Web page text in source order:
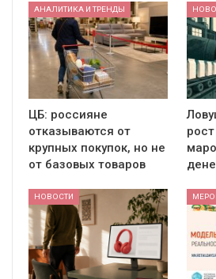
АНАЛИТИКА И ТРЕНДЫ
ЦБ: россияне
отказываются от
крупных покупок, но не
от базовых товаров
НОВОСТИ